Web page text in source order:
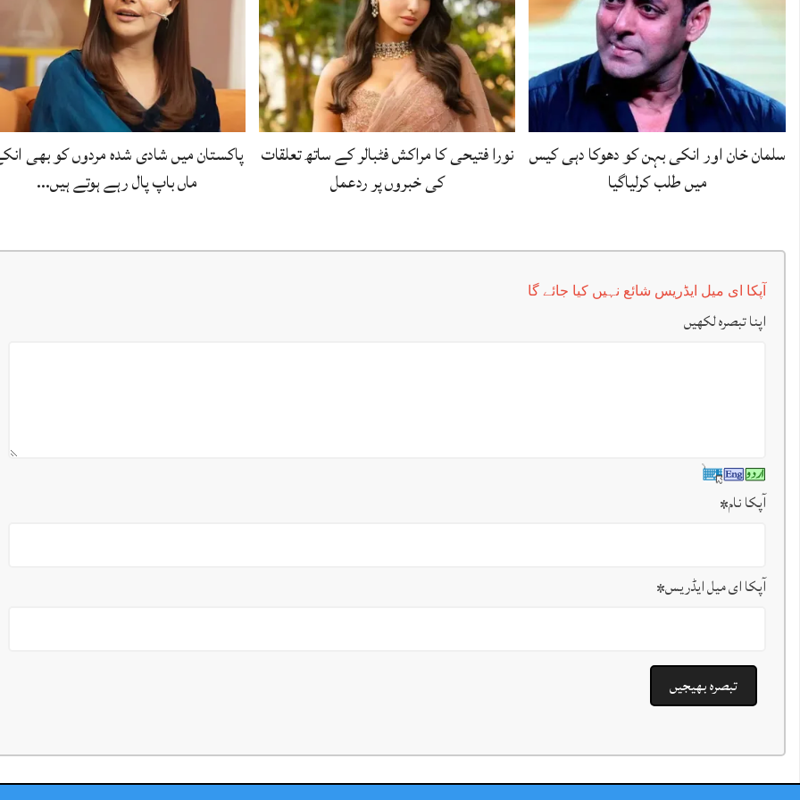
سلمان خان اور انکی بہن کو دھوکا دہی کیس
میں طلب کرلیاگیا
نورا فتیحی کا مراکش فٹبالر کے ساتھ تعلقات
کی خبروں پر ردعمل
پاکستان میں شادی شدہ مردوں کو بھی
ماں باپ پال رہے ہوتے ہیں…
آپکا ای میل ایڈریس شائع نہیں کیا جائے گا
اپنا تبصرہ لکھیں
آپکا نام*
آپکا ای میل ایڈریس*